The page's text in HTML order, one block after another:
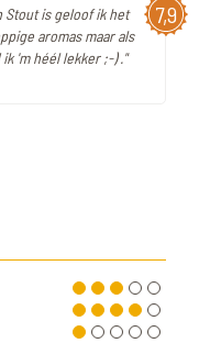
7,9
Stout is geloof ik het
aromas maar als
'm héél lekker ;-) ."